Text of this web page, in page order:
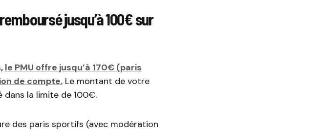
jusqu’à 100€ sur
le PMU offre jusqu’à 170€ (paris
de compte. Le montant de votre
dans la limite de 100€.
des paris sportifs (avec modération